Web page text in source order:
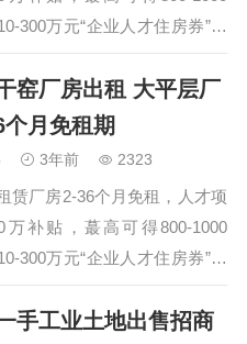
300万元“企业人才住房券”，
目设备补贴蕞高3000万元，具
一议。交通便捷，距离嘉善南
钟车程、嘉善西塘收费站
湖高速口）仅需8分钟。大量
窑厂房出租 大平层厂
月免租期
3年前 2323
赁厂房2-36个月免租，人才项
万补贴，蕞高可得800-1000
300万元“企业人才住房券”，
目设备补贴蕞高3000万元，具
一议。交通便捷，距离嘉善南
手工业土地出售招商